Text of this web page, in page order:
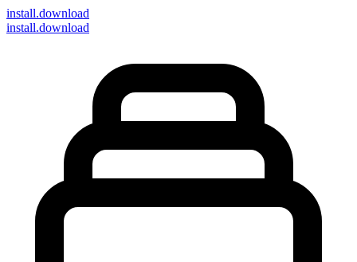
install.download
install.download